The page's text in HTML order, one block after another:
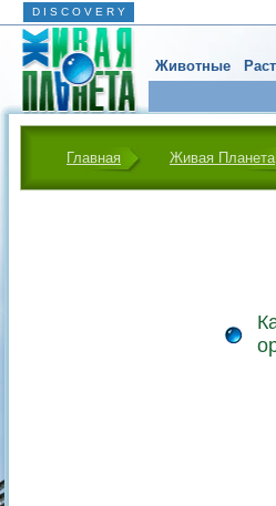
D I S C O V E R Y
Животные
Главная Живая Планета